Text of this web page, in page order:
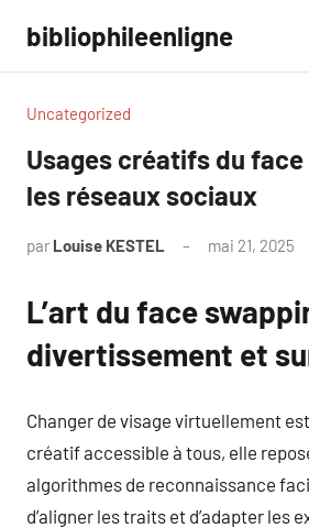
contenu
bibliophileenligne
Uncategorized
Usages créatifs du
les réseaux sociaux
par Louise KESTEL mai 21, 2025
L’art du face
divertissement et
Changer de visage virtuellement
créatif accessible à tous, elle
algorithmes de reconnaissance
d’aligner les traits et d’adapter les